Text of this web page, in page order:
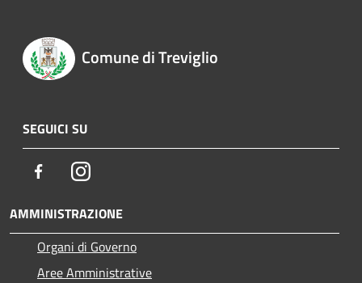
Comune di Treviglio
SEGUICI SU
FacebookInstagram
AMMINISTRAZIONE
Organi di Governo
Aree Amministrative